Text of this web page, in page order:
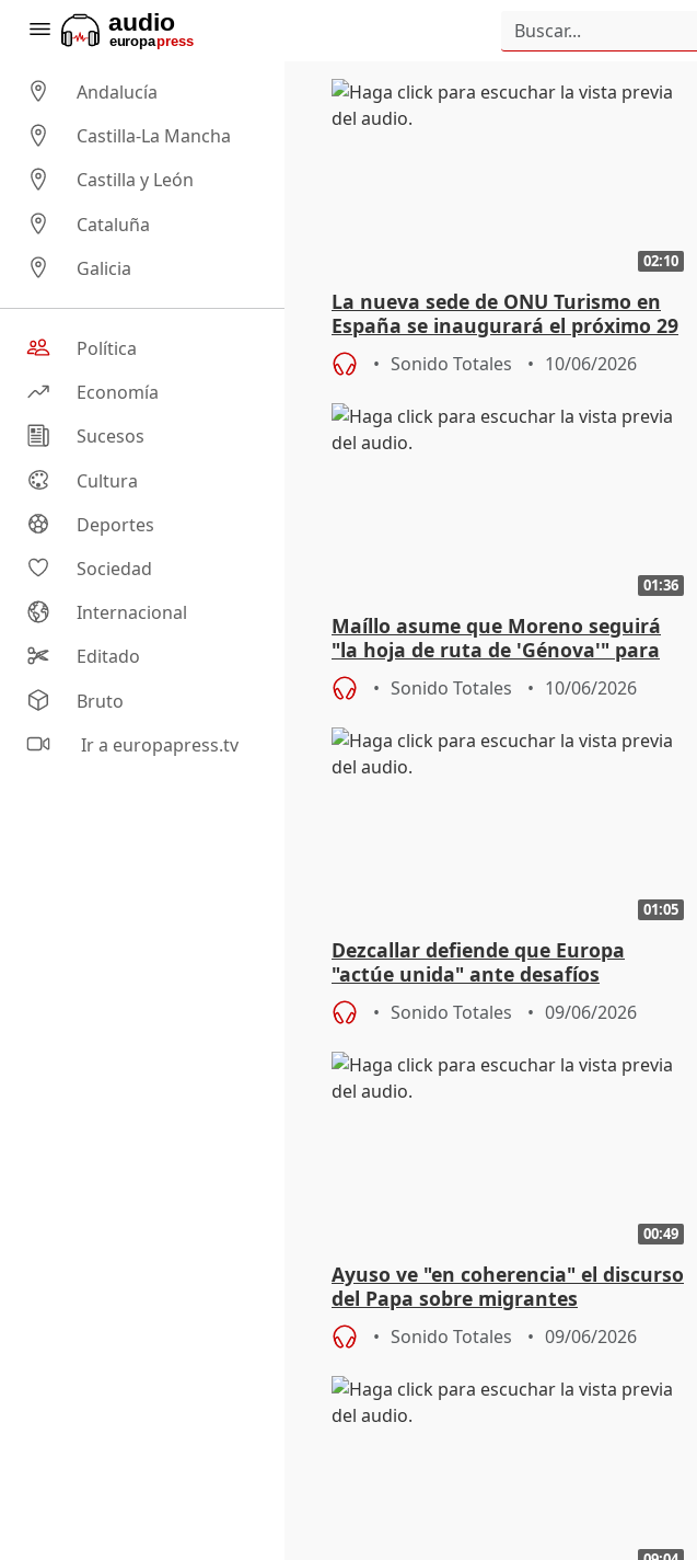
Andalucía
Castilla-La Mancha
Castilla y León
Cataluña
Galicia
Política
Economía
Sucesos
Cultura
Deportes
Sociedad
Internacional
Editado
Bruto
Ir a europapress.tv
02:10
La nueva sede de ONU Turismo en
España se inaugurará el próximo 29
de junio en Madrid
Sonido Totales 10/06/2026
01:36
Maíllo asume que Moreno seguirá
"la hoja de ruta de 'Génova'" para
sellar un acuerdo con Vox
Sonido Totales 10/06/2026
01:05
Dezcallar defiende que Europa
"actúe unida" ante desafíos
internacionales
Sonido Totales 09/06/2026
00:49
Ayuso ve "en coherencia" el discurso
del Papa sobre migrantes
Sonido Totales 09/06/2026